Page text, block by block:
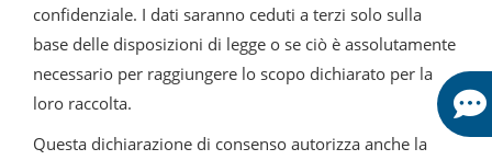
confidenziale. I dati saranno ceduti a terzi solo sulla
base delle disposizioni di legge o se ciò è assolutamente
necessario per raggiungere lo scopo dichiarato per la
loro raccolta.
Questa dichiarazione di consenso autorizza anche la